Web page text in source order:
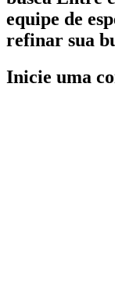
equipe de
refinar sua
Inicie uma